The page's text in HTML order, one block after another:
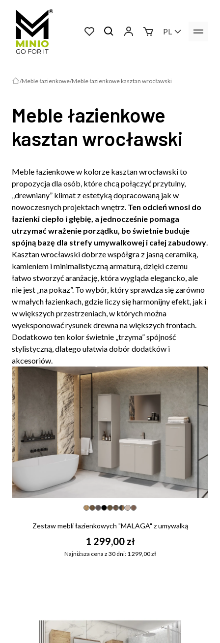
PL
Meble łazienkowe Meble łazienkowe kasztan wrocławski
Meble łazienkowe
kasztan wrocławski
Meble łazienkowe w kolorze kasztan wrocławski to
propozycja dla osób, które chcą połączyć przytulny,
„drewniany” klimat z estetyką dopracowaną jak w
nowoczesnych projektach wnętrz. Ten odcień wnosi do
łazienki ciepło i głębię, a jednocześnie pomaga
utrzymać wrażenie porządku, bo świetnie buduje
spójną bazę dla strefy umywalkowej i całej zabudowy.
Kasztan wrocławski dobrze współgra z jasną ceramiką,
kamieniem i minimalistyczną armaturą, dzięki czemu
łatwo stworzyć aranżację, która wygląda elegancko, ale
nie jest „na pokaz”. To wybór, który sprawdza się zarówno
w małych łazienkach, gdzie liczy się harmonijny efekt, jak i
w większych przestrzeniach, w których można
wyeksponować rysunek drewna na większych frontach.
Dodatkowo ten kolor świetnie „trzyma” spójność
stylistyczną, dlatego ułatwia dobór dodatków i
akcesoriów.
Zestaw mebli łazienkowych "MALAGA" z umywalką
1 299,00 zł
Najniższa cena z 30 dni: 1 299,00 zł